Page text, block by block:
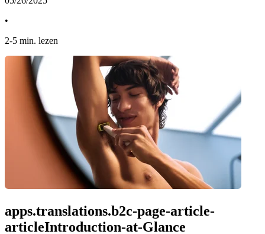
•
2-5 min. lezen
apps.translations.b2c-page-article-
articleIntroduction-at-Glance